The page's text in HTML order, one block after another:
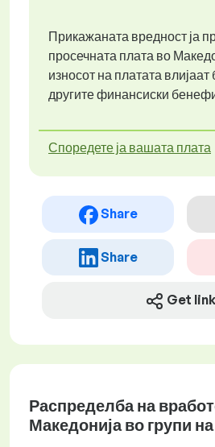
Прикажаната вредност ја
просечната плата во
износот на платата влијаат
другите финансиски
Споредете ја вашата плата
Share
Share
Get link
Распределба на
Македонија во групи